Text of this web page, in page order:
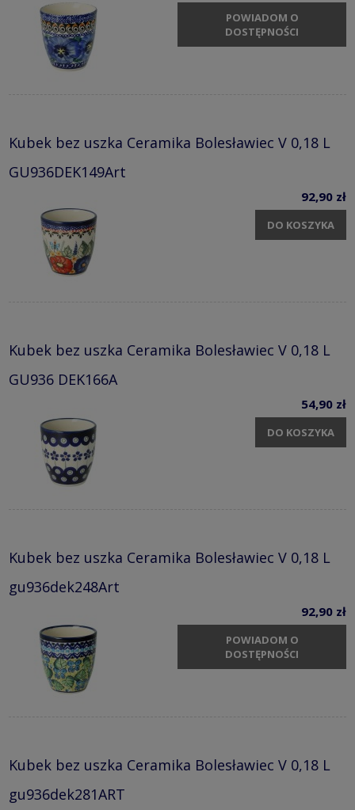
POWIADOM O
DOSTĘPNOŚCI
Kubek bez uszka Ceramika Bolesławiec V 0,18 L
GU936DEK149Art
92,90 zł
DO KOSZYKA
Kubek bez uszka Ceramika Bolesławiec V 0,18 L
GU936 DEK166A
54,90 zł
DO KOSZYKA
Kubek bez uszka Ceramika Bolesławiec V 0,18 L
gu936dek248Art
92,90 zł
POWIADOM O
DOSTĘPNOŚCI
Kubek bez uszka Ceramika Bolesławiec V 0,18 L
gu936dek281ART